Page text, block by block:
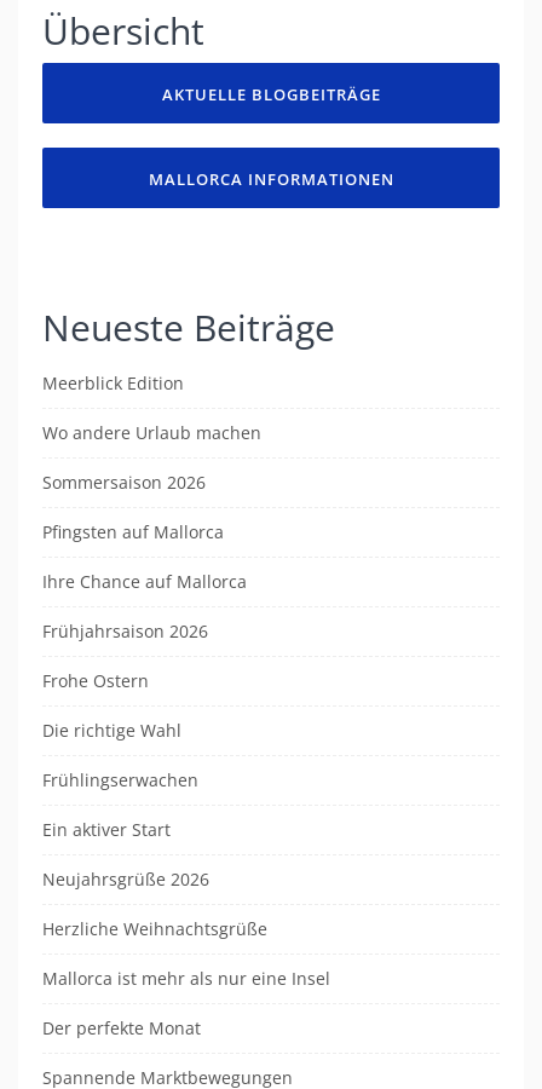
Übersicht
AKTUELLE BLOGBEITRÄGE
MALLORCA INFORMATIONEN
Neueste Beiträge
Meerblick Edition
Wo andere Urlaub machen
Sommersaison 2026
Pfingsten auf Mallorca
Ihre Chance auf Mallorca
Frühjahrsaison 2026
Frohe Ostern
Die richtige Wahl
Frühlingserwachen
Ein aktiver Start
Neujahrsgrüße 2026
Herzliche Weihnachtsgrüße
Mallorca ist mehr als nur eine Insel
Der perfekte Monat
Spannende Marktbewegungen